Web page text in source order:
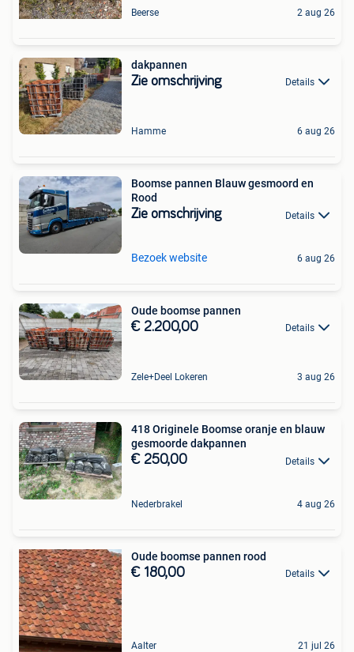
Beerse 2 aug 26
dakpannen
Zie omschrijving Details
Hamme 6 aug 26
Boomse pannen Blauw gesmoord en
Rood
Zie omschrijving Details
Bezoek website 6 aug 26
Oude boomse pannen
€ 2.200,00 Details
Zele+Deel Lokeren 3 aug 26
418 Originele Boomse oranje en blauw
gesmoorde dakpannen
€ 250,00 Details
Nederbrakel 4 aug 26
Oude boomse pannen rood
€ 180,00 Details
Aalter 21 jul 26